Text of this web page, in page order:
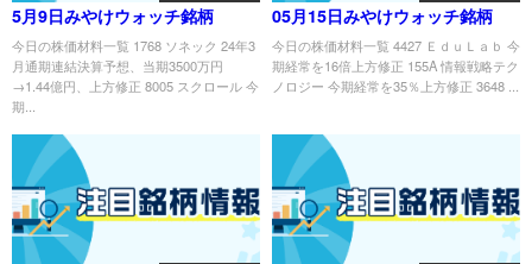
5月9日みやけウォッチ銘柄
今日の株価材料一覧 1768 ソネック 24年3
月通期連結決算予想、当期3500万円
→1.44億円、上方修正 8005 スクロール 今
期...
05月15日みやけウォッチ銘柄
今日の株価材料一覧 4427 ＥｄｕＬａｂ 今
期経常を16倍上方修正 155A 情報戦略テク
ノロジー 今期経常を35％上方修正 3648 ...